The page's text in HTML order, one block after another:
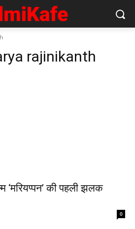
rajinikanth
‘मरियप्‍पन’ की पहली झलक
0